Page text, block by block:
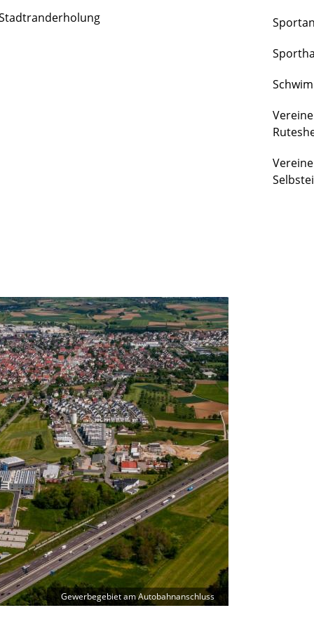
Vereine
Gewerbegebiet am Autobahnanschluss